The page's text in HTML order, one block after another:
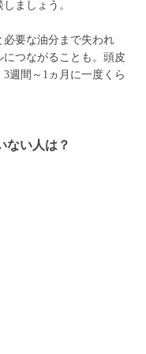
ましょう。
必要な油分まで失われ
つながることも。頭皮
週間～1ヵ月に一度くら
ない人は？